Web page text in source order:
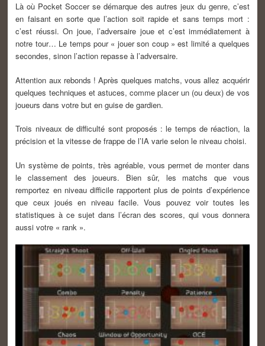
Là où Pocket Soccer se démarque des autres jeux du genre, c’est
en faisant en sorte que l’action soit rapide et sans temps mort :
c’est réussi. On joue, l’adversaire joue et c’est immédiatement à
notre tour… Le temps pour « jouer son coup » est limité a quelques
secondes, sinon l’action repasse à l’adversaire.
Attention aux rebonds ! Après quelques matchs, vous allez acquérir
quelques techniques et astuces, comme placer un (ou deux) de vos
joueurs dans votre but en guise de gardien.
Trois niveaux de difficulté sont proposés : le temps de réaction, la
précision et la vitesse de frappe de l’IA varie selon le niveau choisi.
Un système de points, très agréable, vous permet de monter dans
le classement des joueurs. Bien sûr, les matchs que vous
remportez en niveau difficile rapportent plus de points d’expérience
que ceux joués en niveau facile. Vous pouvez voir toutes les
statistiques à ce sujet dans l’écran des scores, qui vous donnera
aussi votre « rank ».